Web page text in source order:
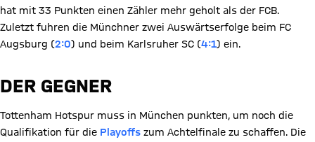
hat mit 33 Punkten einen Zähler mehr geholt als der FCB.
Zuletzt fuhren die Münchner zwei Auswärtserfolge beim FC
Augsburg (2:0) und beim Karlsruher SC (4:1) ein.
DER GEGNER
­Tottenham Hotspur muss in München punkten, um noch die
Qualifikation für die Playoffs zum Achtelfinale zu schaffen. Die